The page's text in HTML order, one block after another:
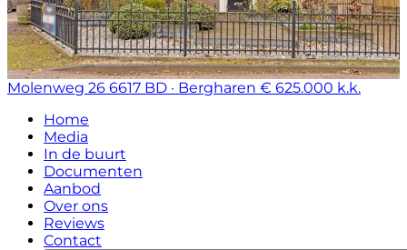
Molenweg 26 6617 BD · Bergharen € 625.000 k.k.
Home
Media
In de buurt
Documenten
Aanbod
Over ons
Reviews
Contact